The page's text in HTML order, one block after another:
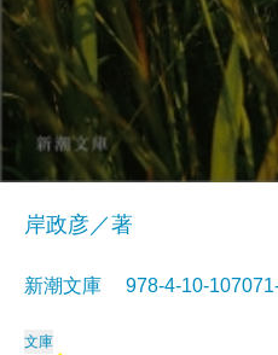
岸政彦／著
新潮文庫 978-4-10-
文庫